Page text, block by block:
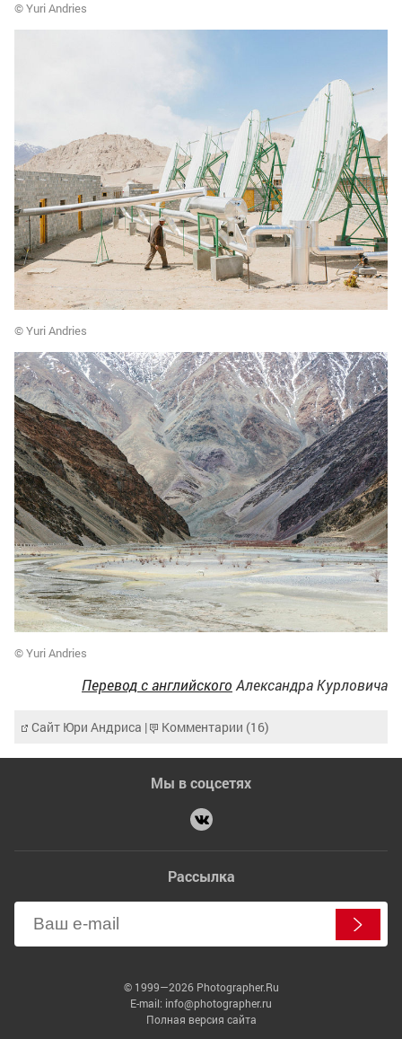
© Yuri Andries
© Yuri Andries
© Yuri Andries
Перевод с английского Александра Курловича
Сайт Юри Андриса | Комментарии (16)
Мы в соцсетях
Рассылка
© 1999—2026 Photographer.Ru
E-mail: info@photographer.ru
Полная версия сайта